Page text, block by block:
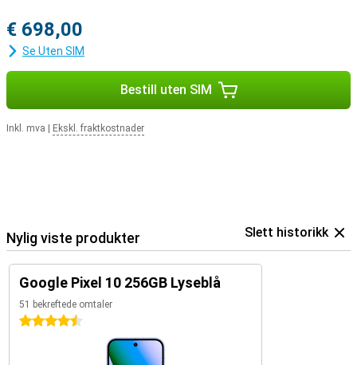
€ 698,00
Se Uten SIM
Bestill uten SIM
Inkl. mva Ekskl. fraktkostnader
Nylig viste produkter Slett historikk
Google Pixel 10 256GB Lyseblå
51 bekreftede omtaler
4.5 stjerner